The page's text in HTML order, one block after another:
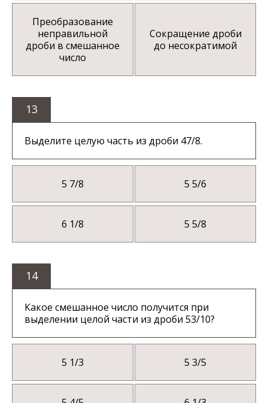
Преобразование
неправильной
дроби в смешанное
число
Сокращение дроби
до несократимой
13
Выделите целую часть из дроби 47/8.
5 7/8 5 5/6
6 1/8 5 5/8
14
Какое смешанное число получится при
выделении целой части из дроби 53/10?
5 1/3 5 3/5